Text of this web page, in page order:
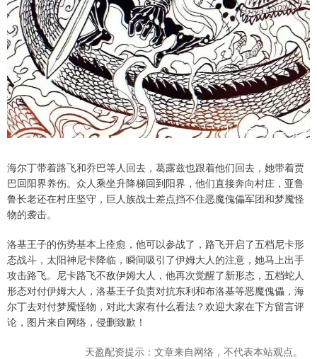
海尔丁带着路飞和乔巴等人回去，葛露兹也跟着他们回去，她带着贾
巴回阳界养伤。众人乘坐升降梯回到阳界，他们直接奔向村庄，亚鲁
鲁长老还在村庄坚守，巨人族战士差点挡不住恶魔傀儡军团和梦魇怪
物的袭击。
洛基王子的伤势基本上痊愈，他可以参战了，路飞开启了五档尼卡形
态战斗，太阳神尼卡降临，瞬间吸引了伊姆大人的注意，她马上出手
攻击路飞。尼卡路飞不敌伊姆大人，他再次觉醒了新形态，五档蛇人
形态对付伊姆大人，洛基王子负责对抗东利和布洛基等恶魔傀儡，海
尔丁去对付梦魇怪物，对此大家有什么看法？欢迎大家在下方留言评
论，图片来自网络，侵删致歉！
天盈配资提示：文章来自网络，不代表本站观点。